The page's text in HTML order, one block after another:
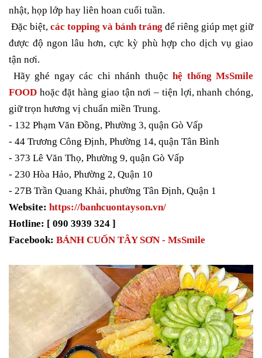
nhật, họp lớp hay liên hoan cuối tuần.
Đặc biệt, các topping và bánh tráng để riêng giúp mẹt giữ
được độ ngon lâu hơn, cực kỳ phù hợp cho dịch vụ giao
tận nơi.
Hãy ghé ngay các chi nhánh thuộc hệ thống MsSmile
FOOD hoặc đặt hàng giao tận nơi – tiện lợi, nhanh chóng,
giữ trọn hương vị chuẩn miền Trung.
- 132 Phạm Văn Đồng, Phường 3, quận Gò Vấp
- 44 Trương Công Định, Phường 14, quận Tân Bình
- 373 Lê Văn Thọ, Phường 9, quận Gò Vấp
- 230 Hòa Hảo, Phường 2, Quận 10
- 27B Trần Quang Khải, phường Tân Định, Quận 1
Website: https://banhcuontayson.vn/
Hotline: [ 090 3939 324 ]
Facebook: BÁNH CUỐN TÂY SƠN - MsSmile